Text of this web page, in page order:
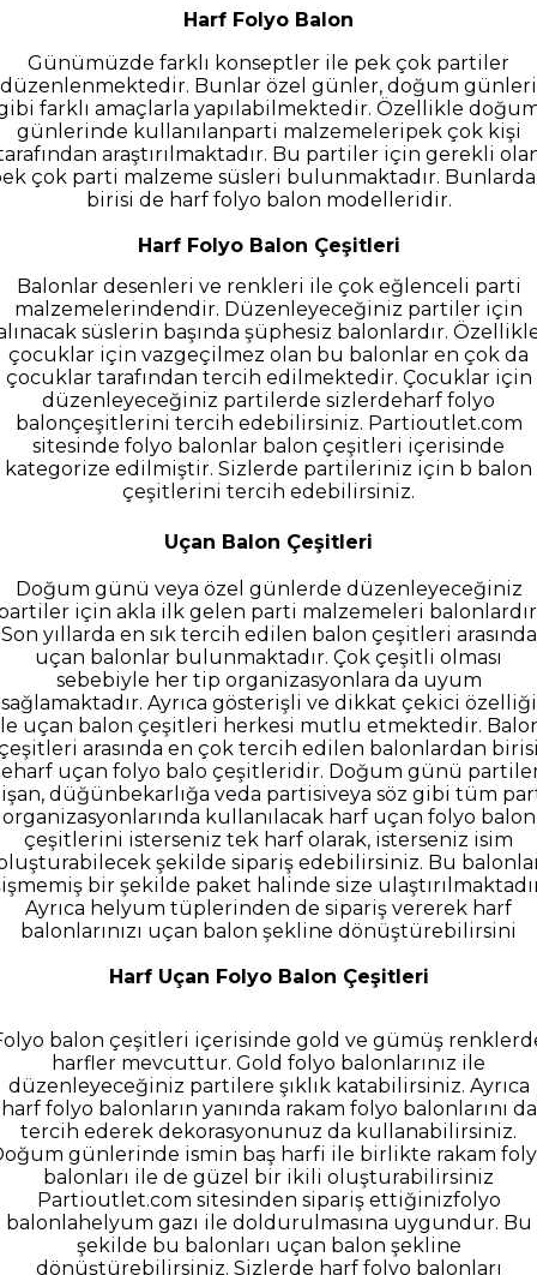
Harf Folyo Balon
Günümüzde farklı konseptler ile pek çok partiler
düzenlenmektedir. Bunlar özel günler, doğum günleri
farklı amaçlarla yapılabilmektedir. Özellikle
günlerinde kullanılanparti malzemeleripek çok kişi
araştırılmaktadır. Bu partiler için gerekli
çok parti malzeme süsleri bulunmaktadır.
birisi de harf folyo balon modelleridir.
Harf Folyo Balon Çeşitleri
Balonlar desenleri ve renkleri ile çok eğlenceli parti
malzemelerindendir. Düzenleyeceğiniz partiler için
süslerin başında şüphesiz balonlardır.
çocuklar için vazgeçilmez olan bu balonlar en çok da
çocuklar tarafından tercih edilmektedir. Çocuklar için
düzenleyeceğiniz partilerde sizlerdeharf folyo
balonçeşitlerini tercih edebilirsiniz. Partioutlet.com
sitesinde folyo balonlar balon çeşitleri içerisinde
kategorize edilmiştir. Sizlerde partileriniz için b balon
çeşitlerini tercih edebilirsiniz.
Uçan Balon Çeşitleri
Doğum günü veya özel günlerde düzenleyeceğiniz
için akla ilk gelen parti malzemeleri
Son yıllarda en sık tercih edilen balon çeşitleri arasında
uçan balonlar bulunmaktadır. Çok çeşitli olması
sebebiyle her tip organizasyonlara da uyum
sağlamaktadır. Ayrıca gösterişli ve dikkat çekici özelliği
uçan balon çeşitleri herkesi mutlu etmektedir.
arasında en çok tercih edilen balonlardan
uçan folyo balo çeşitleridir. Doğum günü
düğünbekarlığa veda partisiveya söz gibi tüm
organizasyonlarında kullanılacak harf uçan folyo balon
çeşitlerini isterseniz tek harf olarak, isterseniz isim
şekilde sipariş edebilirsiniz. Bu
bir şekilde paket halinde size
Ayrıca helyum tüplerinden de sipariş vererek harf
balonlarınızı uçan balon şekline dönüştürebilirsini
Harf Uçan Folyo Balon Çeşitleri
balon çeşitleri içerisinde gold ve gümüş
harfler mevcuttur. Gold folyo balonlarınız ile
düzenleyeceğiniz partilere şıklık katabilirsiniz. Ayrıca
harf folyo balonların yanında rakam folyo balonlarını da
tercih ederek dekorasyonunuz da kullanabilirsiniz.
günlerinde ismin baş harfi ile birlikte rakam
balonları ile de güzel bir ikili oluşturabilirsiniz
Partioutlet.com sitesinden sipariş ettiğinizfolyo
balonlahelyum gazı ile doldurulmasına uygundur. Bu
şekilde bu balonları uçan balon şekline
dönüştürebilirsiniz. Sizlerde harf folyo balonları